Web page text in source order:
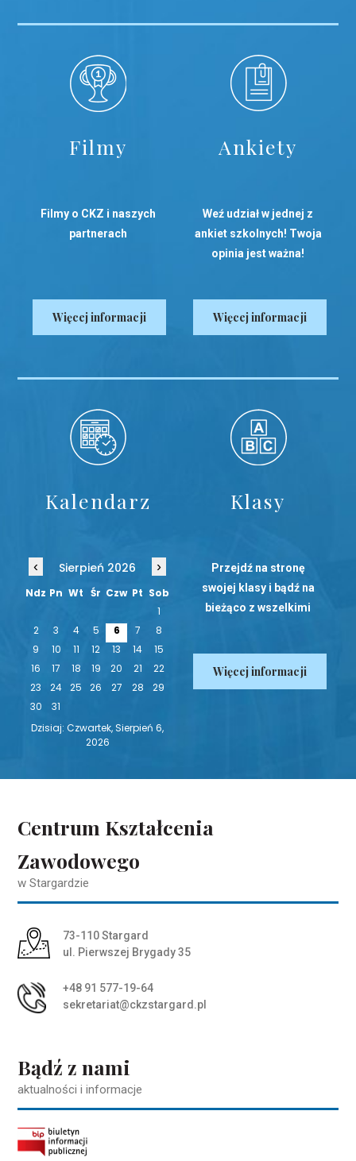
Filmy
Filmy o CKZ i naszych
partnerach
Więcej informacji
Ankiety
Weź udział w jednej z
ankiet szkolnych! Twoja
opinia jest ważna!
Więcej informacji
Kalendarz
‹ Sierpień 2026 ›
Ndz Pn Wt Śr Czw Pt Sob
1
2
3 4 5 6 7
8
9
10 11 12 13 14
15
16
17 18 19 20 21
22
23
24 25 26 27 28
29
30
31
Dzisiaj: Czwartek, Sierpień 6,
2026
Klasy
Przejdź na stronę
swojej klasy i bądź na
bieżąco z wszelkimi
Więcej informacji
Centrum Kształcenia
Zawodowego
w Stargardzie
Adres pocztowy:
73-110 Stargard
ul. Pierwszej Brygady 35
+48 91 577-19-64
sekretariat@ckzstargard.pl
Bądź z nami
aktualności i informacje